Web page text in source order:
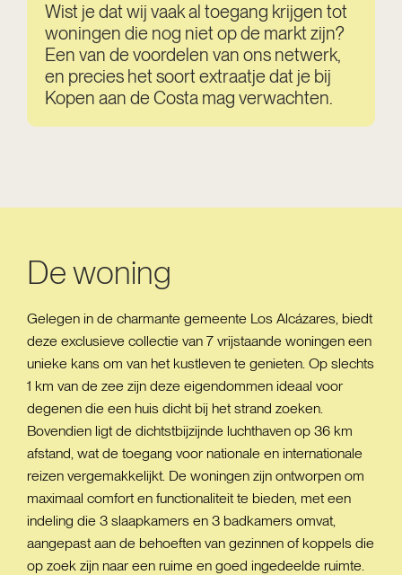
Wist je dat wij vaak al toegang krijgen tot
woningen die nog niet op de markt zijn?
Een van de voordelen van ons netwerk,
en precies het soort extraatje dat je bij
Kopen aan de Costa mag verwachten.
De woning
Gelegen in de charmante gemeente Los Alcázares, biedt
deze exclusieve collectie van 7 vrijstaande woningen een
unieke kans om van het kustleven te genieten. Op slechts
1 km van de zee zijn deze eigendommen ideaal voor
degenen die een huis dicht bij het strand zoeken.
Bovendien ligt de dichtstbijzijnde luchthaven op 36 km
afstand, wat de toegang voor nationale en internationale
reizen vergemakkelijkt. De woningen zijn ontworpen om
maximaal comfort en functionaliteit te bieden, met een
indeling die 3 slaapkamers en 3 badkamers omvat,
aangepast aan de behoeften van gezinnen of koppels die
op zoek zijn naar een ruime en goed ingedeelde ruimte.